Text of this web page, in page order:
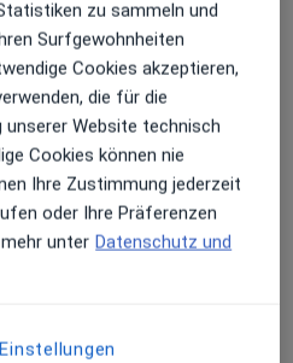
für weitere Leistungen
Sie mich und mein Team
Termin zu vereinbaren.
Anruf!
ab ca. 7. SSW
(Ernährung,
zusätzliche
zu sammeln und
Surfgewohnheiten
Cookies akzeptieren,
die für die
Website technisch
Cookies können nie
Ihre Zustimmung jederzeit
oder Ihre Präferenzen
unter Datenschutz und